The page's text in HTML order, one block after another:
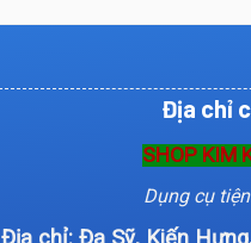
Địa chỉ
SHOP KIM
Dụng cụ
Địa chỉ: Đa Sỹ, Kiến